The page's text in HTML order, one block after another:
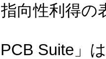
向性利得の
PCB Suite」